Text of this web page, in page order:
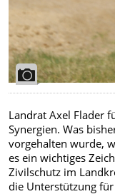
Landrat Axel Flader
Synergien. Was
vorgehalten wurde,
es ein wichtiges
Zivilschutz im
die Unterstützung